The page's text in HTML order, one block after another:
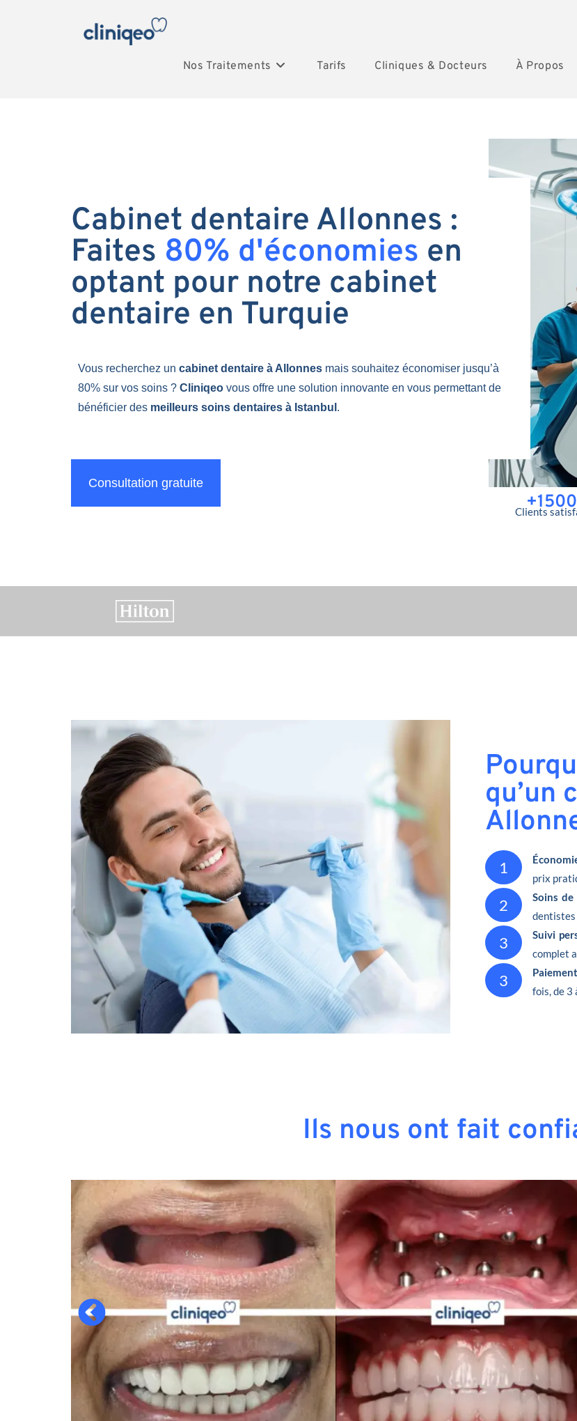
Nos Traitements Tarifs Cliniques & Docteurs À Propos
Cabinet dentaire Allonnes :
Faites 80% d'économies en
optant pour notre cabinet
dentaire en Turquie
Vous recherchez un cabinet dentaire à Allonnes mais souhaitez économiser jusqu’à
80% sur vos soins ? Cliniqeo vous offre une solution innovante en vous permettant de
bénéficier des meilleurs soins dentaires à Istanbul .
Consultation gratuite
+1500
Clients
qu’un
1
prix
2 Soins
3 Suivi
complet
3
fois, de 3
Ils nous ont fait